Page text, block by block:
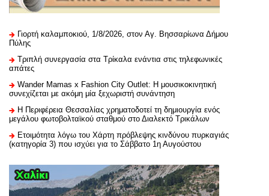
Γιορτή καλαμποκιού, 1/8/2026, στον Αγ. Βησσαρίωνα Δήμου
Πύλης
Τριπλή συνεργασία στα Τρίκαλα ενάντια στις τηλεφωνικές
απάτες
Wander Mamas x Fashion City Outlet: Η μουσικοκινητική
συνεχίζεται με ακόμη μία ξεχωριστή συνάντηση
H Περιφέρεια Θεσσαλίας χρηματοδοτεί τη δημιουργία ενός
μεγάλου φωτοβολταϊκού σταθμού στο Διαλεκτό Τρικάλων
Ετοιμότητα λόγω του Χάρτη πρόβλεψης κινδύνου πυρκαγιάς
(κατηγορία 3) που ισχύει για το Σάββατο 1η Αυγούστου